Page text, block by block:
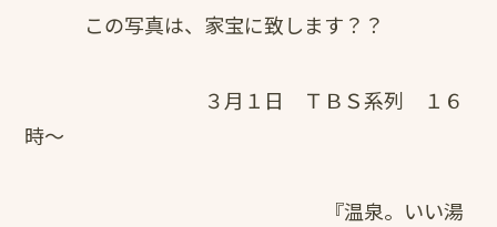
この写真は、家宝に致します？？
３月１日 ＴＢＳ系列 １６
時～
『温泉。いい湯